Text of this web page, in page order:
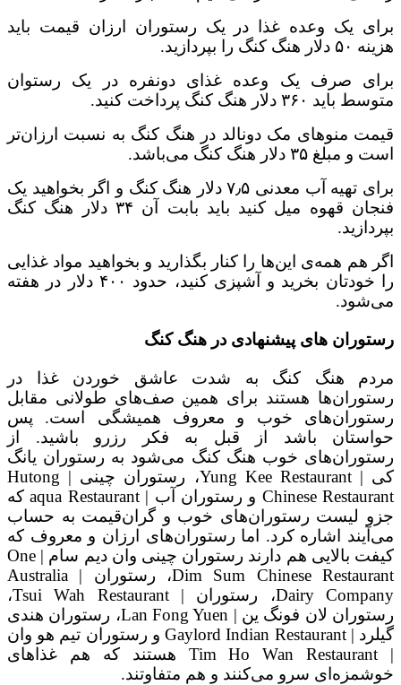
برای یک وعده غذا در یک رستوران ارزان قیمت باید
هزینه ۵۰ دلار هنگ کنگ را بپردازید.
برای صرف یک وعده غذای دونفره در یک رستوان
متوسط باید ۳۶۰ دلار هنگ کنگ پرداخت کنید.
قیمت منوهای مک دونالد در هنگ کنگ به نسبت ارزان‌تر
است و مبلغ ۳۵ دلار هنگ کنگ می‌باشد.
برای تهیه آب معدنی ۷٫۵ دلار هنگ کنگ و اگر بخواهید یک
فنجان قهوه میل کنید باید بابت آن ۳۴ دلار هنگ کنگ
بپردازید.
اگر هم همه‌ی این‌ها را کنار بگذارید و بخواهید مواد غذایی
را خودتان بخرید و آشپزی کنید، حدود ۴۰۰ دلار در هفته
می‌شود.
رستوران های پیشنهادی در هنگ کنگ
مردم هنگ کنگ به شدت عاشق خوردن غذا در
رستوران‌ها هستند برای همین صف‌های طولانی مقابل
رستوران‌های خوب و معروف همیشگی است. پس
حواستان باشد از قبل به فکر رزرو باشید. از
رستوران‌های خوب هنگ کنگ می‌شود به رستوران یانگ
کی | Yung Kee Restaurant، رستوران چینی | Hutong
Chinese Restaurant و رستوران آب | aqua Restaurant که
جزو لیست رستوران‌های خوب و گران‌قیمت به حساب
می‌آیند اشاره کرد. اما رستوران‌های ارزان و معروف که
کیفت بالایی هم دارند رستوران چینی وان دیم سام | One
Dim Sum Chinese Restaurant، رستوران | Australia
Dairy Company، رستوران | Tsui Wah Restaurant،
رستوران لان فونگ ین | Lan Fong Yuen، رستوران هندی
گیلرد | Gaylord Indian Restaurant و رستوران تیم هو وان
| Tim Ho Wan Restaurant هستند که هم غذاهای
خوشمزه‌ای سرو می‌کنند و هم متفاوتند.